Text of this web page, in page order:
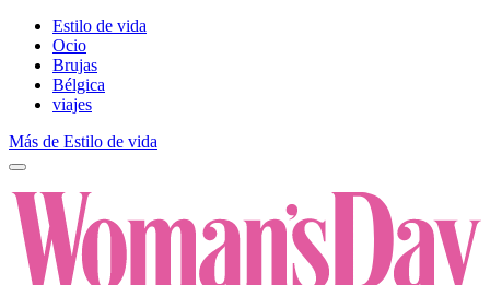
Estilo de vida
Ocio
Brujas
Bélgica
viajes
Más de Estilo de vida